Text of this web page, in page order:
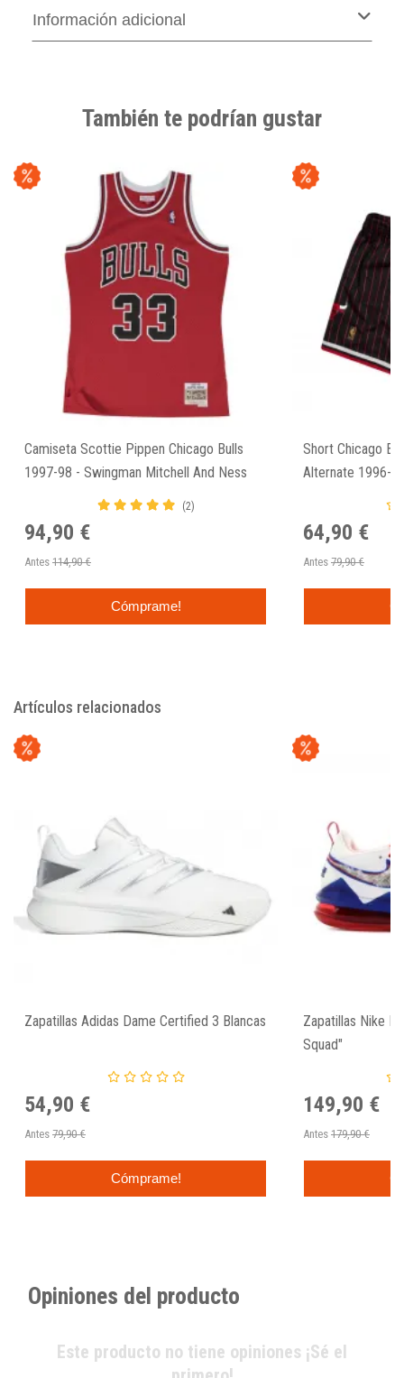
Información adicional
También te podrían gustar
Camiseta Scottie Pippen Chicago Bulls
1997-98 - Swingman Mitchell And Ness
(2)
94,90 €
Antes 114,90 €
Cómprame!
Short Chicago
Alternate 1996-
64,90 €
Antes 79,90 €
Artículos relacionados
Zapatillas Adidas Dame Certified 3 Blancas
54,90 €
Antes 79,90 €
Cómprame!
Zapatillas Nike
Squad"
149,90 €
Antes 179,90 €
Opiniones del producto
Este producto no tiene opiniones ¡Sé el